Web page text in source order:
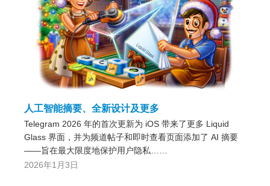
人工智能摘要、全新设计及更多
Telegram 2026 年的首次更新为 iOS 带来了更多 Liquid
Glass 界面，并为频道帖子和即时查看页面添加了 AI 摘要
——旨在最大限度地保护用户隐私……
2026年1月3日